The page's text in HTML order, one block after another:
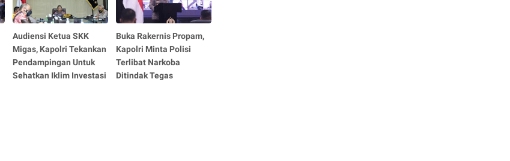
Audiensi Ketua SKK
Migas, Kapolri Tekankan
Pendampingan Untuk
Sehatkan Iklim Investasi
Buka Rakernis Propam,
Kapolri Minta Polisi
Terlibat Narkoba
Ditindak Tegas